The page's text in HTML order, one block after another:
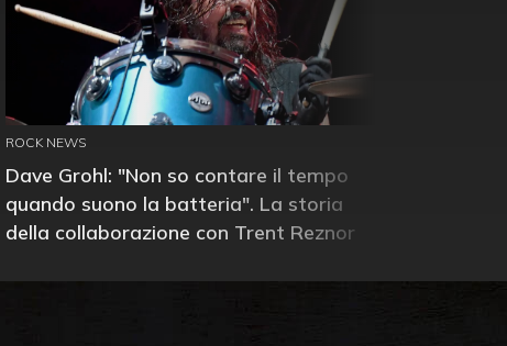
ROCK NEWS
Dave Grohl: "Non so contare il tempo
quando suono la batteria". La storia
della collaborazione con Trent Reznor